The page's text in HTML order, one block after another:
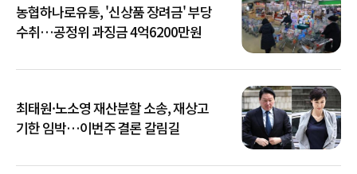
농협하나로유통, '신상품 장려금' 부당
수취…공정위 과징금 4억6200만원
최태원·노소영 재산분할 소송, 재상고
기한 임박…이번주 결론 갈림길